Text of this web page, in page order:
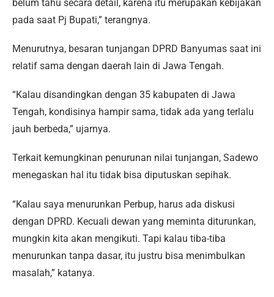
belum tahu secara detail, karena itu merupakan kebijakan
pada saat Pj Bupati,” terangnya.
Menurutnya, besaran tunjangan DPRD Banyumas saat ini
relatif sama dengan daerah lain di Jawa Tengah.
“Kalau disandingkan dengan 35 kabupaten di Jawa
Tengah, kondisinya hampir sama, tidak ada yang terlalu
jauh berbeda,” ujarnya.
Terkait kemungkinan penurunan nilai tunjangan, Sadewo
menegaskan hal itu tidak bisa diputuskan sepihak.
“Kalau saya menurunkan Perbup, harus ada diskusi
dengan DPRD. Kecuali dewan yang meminta diturunkan,
mungkin kita akan mengikuti. Tapi kalau tiba-tiba
menurunkan tanpa dasar, itu justru bisa menimbulkan
masalah,” katanya.